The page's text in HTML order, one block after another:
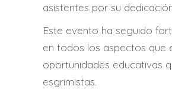
asistentes por su
Este evento ha seguido
en todos los aspectos que
oportunidades educativas
esgrimistas.